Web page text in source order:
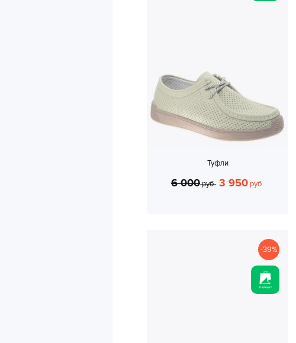
Туфли
6 000руб. 3 950 руб.
-39%